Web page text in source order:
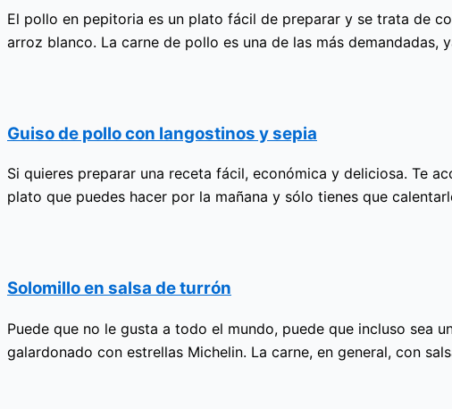
El pollo en pepitoria es un plato fácil de preparar y se trata de
arroz blanco. La carne de pollo es una de las más demandadas,
Guiso de pollo con langostinos y sepia
Si quieres preparar una receta fácil, económica y deliciosa. Te
plato que puedes hacer por la mañana y sólo tienes que
Solomillo en salsa de turrón
Puede que no le gusta a todo el mundo, puede que incluso sea
galardonado con estrellas Michelin. La carne, en general, con